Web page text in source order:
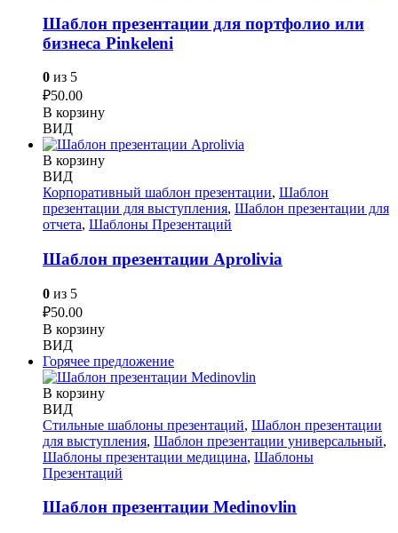
Шаблон презентации для портфолио или
бизнеса Pinkeleni
0 из 5
₽50.00
В корзину
ВИД
В корзину
ВИД
Корпоративный шаблон презентации, Шаблон
презентации для выступления, Шаблон презентации для
отчета, Шаблоны Презентаций
Шаблон презентации Aprolivia
0 из 5
₽50.00
В корзину
ВИД
Горячее предложение
В корзину
ВИД
Стильные шаблоны презентаций, Шаблон презентации
для выступления, Шаблон презентации универсальный,
Шаблоны презентации медицина, Шаблоны
Презентаций
Шаблон презентации Medinovlin